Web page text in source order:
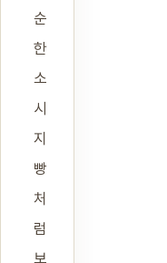
순
한
소
시
지
빵
처
럼
보